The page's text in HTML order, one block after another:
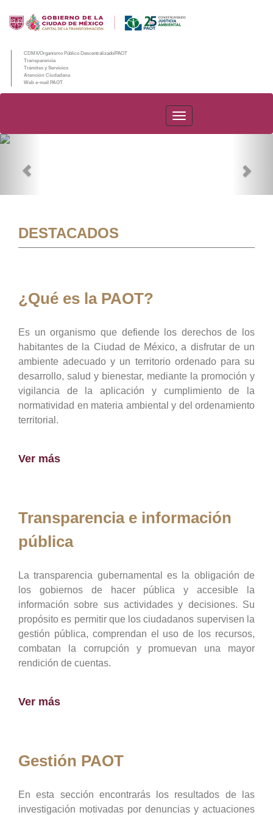
CDMX/Organismo Público Descentralizado/PAOT
Transparencia
Trámites y Servicios
Atención Ciudadana
Web e-mail PAOT
PAOT
DESTACADOS
¿Qué es la PAOT?
Es un organismo que defiende los derechos de los
habitantes de la Ciudad de México, a disfrutar de un
ambiente adecuado y un territorio ordenado para su
desarrollo, salud y bienestar, mediante la promoción y
vigilancia de la aplicación y cumplimiento de la
normatividad en materia ambiental y del ordenamiento
territorial.
Ver más
Transparencia e información
pública
La transparencia gubernamental es la obligación de
los gobiernos de hacer pública y accesible la
información sobre sus actividades y decisiones. Su
propósito es permitir que los ciudadanos supervisen la
gestión pública, comprendan el uso de los recursos,
combatan la corrupción y promuevan una mayor
rendición de cuentas.
Ver más
Gestión PAOT
En esta sección encontrarás los resultados de las
investigación motivadas por denuncias y actuaciones